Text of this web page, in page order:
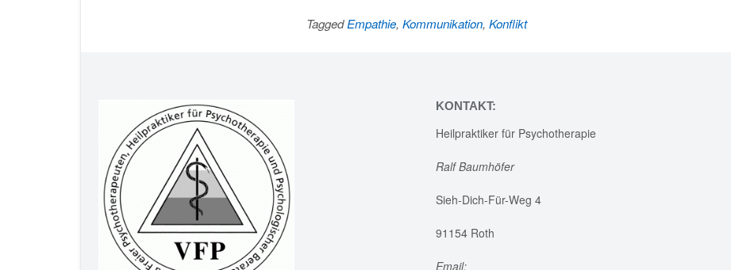
TaggedEmpathie, Kommunikation, Konflikt
KONTAKT:
Heilpraktiker für Psychotherapie
Ralf Baumhöfer
Sieh-Dich-Für-Weg 4
91154 Roth
Email: